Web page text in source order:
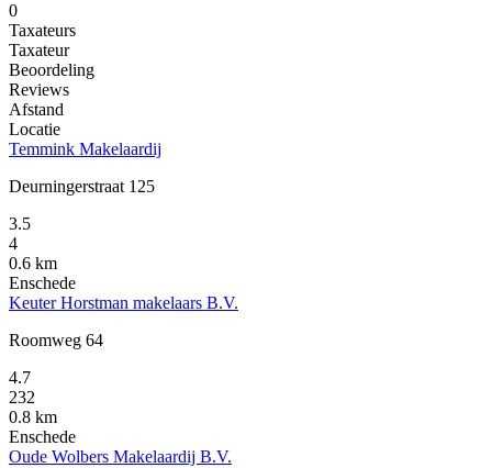
0
Taxateurs
Taxateur
Beoordeling
Reviews
Afstand
Locatie
Temmink Makelaardij
Deurningerstraat 125
3.5
4
0.6 km
Enschede
Keuter Horstman makelaars B.V.
Roomweg 64
4.7
232
0.8 km
Enschede
Oude Wolbers Makelaardij B.V.